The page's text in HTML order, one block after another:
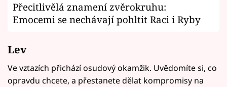
Přecitlivělá znamení zvěrokruhu:
Emocemi se nechávají pohltit Raci i Ryby
Lev
Ve vztazích přichází osudový okamžik. Uvědomíte si, co
opravdu chcete, a přestanete dělat kompromisy na